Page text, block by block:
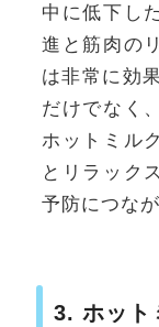
中に低下し
進と筋肉の
は非常に効
だけでなく
ホットミル
とリラック
予防につな
3. ホット